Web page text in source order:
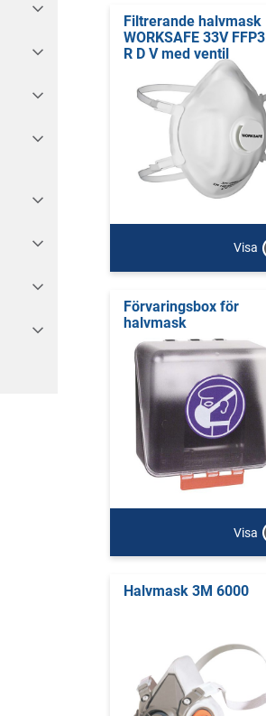
Filtrerande halvmask
WORKSAFE 33V FFP3
R D V med ventil
Visa
Förvaringsbox för
halvmask
Visa
Halvmask 3M 6000